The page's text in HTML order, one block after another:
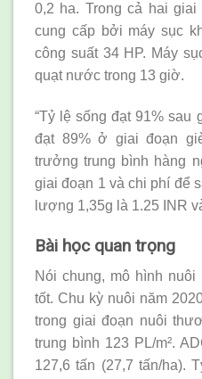
0,2 ha. Trong cả hai
cung cấp bởi máy sục
công suất 34 HP. Máy
quạt nước trong 13 giờ.
“Tỷ lệ sống đạt 91% sau
đạt 89% ở giai đoạn
trưởng trung bình hàng
giai đoạn 1 và chi phí để
lượng 1,35g là 1.25 INR
Bài học quan trọng
Nói chung, mô hình
tốt. Chu kỳ nuôi năm
trong giai đoạn nuôi
trung bình 123 PL/m².
127,6 tấn (27,7 tấn/ha).